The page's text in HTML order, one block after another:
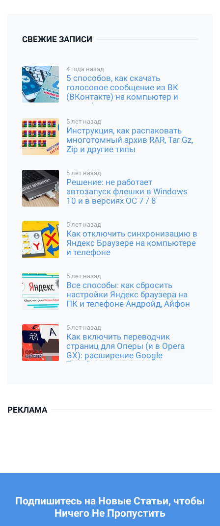
СВЕЖИЕ ЗАПИСИ
4 года назад
5 способов, как скачать
голосовое сообщение из ВК
(ВКонтакте) на компьютер и
смартфон
5 лет назад
Инструкция, как распаковать
многотомный архив RAR, Tar Gz,
Zip и другие типы
5 лет назад
Решение: не работает
автозапуск флешки в Windows
10 и в версиях ОС 7 / 8
5 лет назад
Как отключить синхронизацию в
Яндекс Браузере на компьютере
и телефоне
5 лет назад
Все способы: как сбросить
настройки Яндекс браузера на
ПК и телефоне Андройд, Айфон
5 лет назад
Как включить переводчик
страниц для Оперы (и в Opera
GX): расширение Google
Translator
РЕКЛАМА
Подпишитесь на Новые Статьи, чтобы
Ничего Не Пропустить